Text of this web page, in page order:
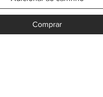
de "Apliqué Reverso" no
costura. Cada Mola tem mais
30x40cm de tamanho e é
das mulheres Kuna.
Comprar